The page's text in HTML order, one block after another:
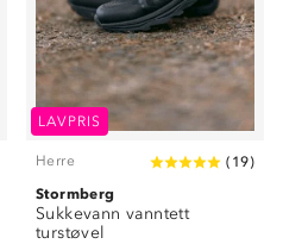
LAVPRIS
Herre ( 19)
Stormberg
Sukkevann vanntett
turstøvel